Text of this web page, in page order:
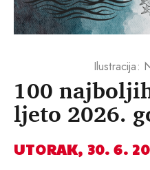
100
ljeto 2026.
UTORAK, 30. 6.
Ilustracija: